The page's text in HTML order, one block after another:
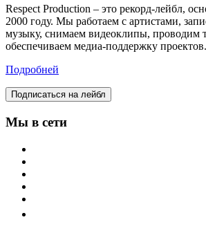
Respect Production – это рекорд-лейбл,
2000 году. Мы работаем с артистами,
музыку, снимаем видеоклипы, проводим
обеспечиваем медиа-поддержку проектов.
Подробней
Подписаться на лейбл
Мы в сети